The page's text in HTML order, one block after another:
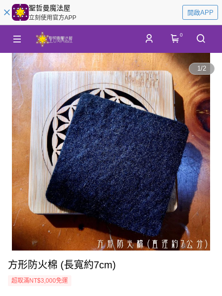
聖哲曼魔法屋
立刻使用官方APP
開啟APP
0
1/2
方形防火棉 (長寬約7cm)
超取滿NT$3,000免運